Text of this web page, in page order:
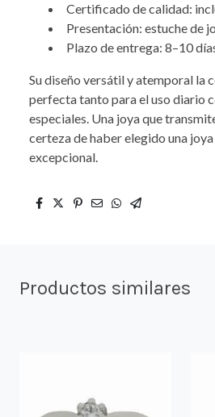
Certificado de calidad:
Presentación: estuche de
Plazo de entrega: 8–10
Su diseño versátil y atemporal la
perfecta tanto para el uso diario
especiales. Una joya que
certeza de haber elegido una
excepcional.
Productos similares